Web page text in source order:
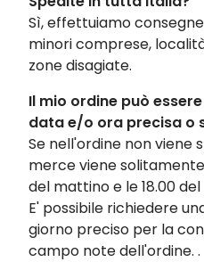
Sì, effettuiamo
minori comprese,
zone disagiate.
Il mio ordine può
data e/o ora precisa o
Se nell'ordine non viene
merce viene
del mattino e le 18.00
E' possibile richiedere
giorno preciso per la
campo note dell'ordine. .